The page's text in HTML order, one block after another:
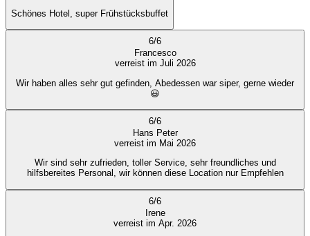
Schönes Hotel, super Frühstücksbuffet
6/6
Francesco
verreist im Juli 2026
Wir haben alles sehr gut gefinden, Abedessen war siper, gerne wieder
😃
6/6
Hans Peter
verreist im Mai 2026
Wir sind sehr zufrieden, toller Service, sehr freundliches und
hilfsbereites Personal, wir können diese Location nur Empfehlen
6/6
Irene
verreist im Apr. 2026